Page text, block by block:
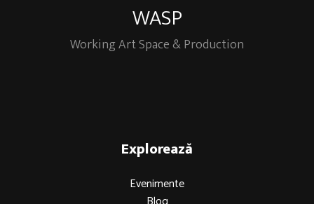
WASP
Working Art Space & Production
Explorează
Evenimente